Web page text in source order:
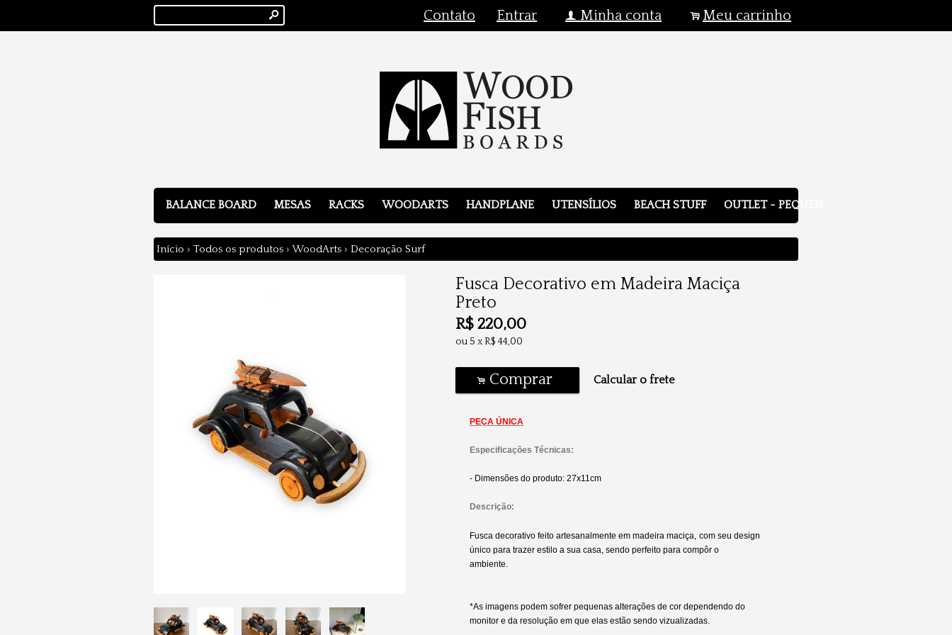
s Contato Entrar f Minha conta .Meu carrinho
BALANCE BOARD MESAS RACKS WOODARTS HANDPLANE UTENSÍLIOS BEACH STUFF OUTLET - PEQUENOS DEFEITOS
Início › Todos os produtos › WoodArts › Decoração Surf
Fusca Decorativo em Madeira Maciça
Preto
R$ 220,00
ou 5 xR$ 44,00
. Comprar Calcular o frete
PEÇA ÚNICA
Especificações Técnicas:
- Dimensões do produto: 27x11cm
Descrição:
Fusca decorativo feito artesanalmente em madeira maciça, com seu design
único para trazer estilo a sua casa, sendo perfeito para compôr o
ambiente.
*As imagens podem sofrer pequenas alterações de cor dependendo do
monitor e da resolução em que elas estão sendo vizualizadas.